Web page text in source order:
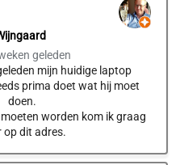
geleden
mijn huidige laptop
prima doet wat hij moet
doen.
worden kom ik graag
op dit adres.